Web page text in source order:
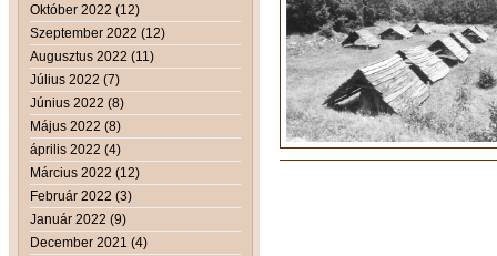
Október 2022 (12)
Szeptember 2022 (12)
Augusztus 2022 (11)
Július 2022 (7)
Június 2022 (8)
Május 2022 (8)
április 2022 (4)
Március 2022 (12)
Február 2022 (3)
Január 2022 (9)
December 2021 (4)